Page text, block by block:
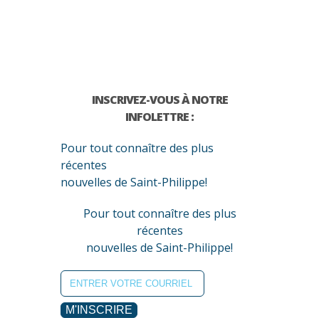
INSCRIVEZ-VOUS À NOTRE
INFOLETTRE :
Pour tout connaître des plus
récentes
nouvelles de Saint-Philippe!
Pour tout connaître des plus
récentes
nouvelles de Saint-Philippe!
M'INSCRIRE